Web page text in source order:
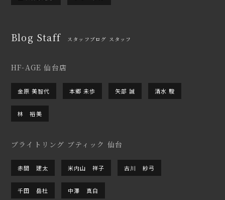
Blog Staff スタッフブログ スタッフ
HF-AGE 仙台店
金原 美智代 本郷 未歩 矢部 誠 清水 駿
林 裕美
ブライトリング ブティック 仙台
赤間 建太 米内山 祥子 古川 紗弓
千田 岳杜 中澤 真白